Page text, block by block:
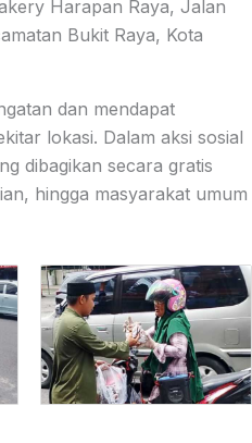
Harapan Raya, Jalan
Bukit Raya, Kota
dan mendapat
lokasi. Dalam aksi sosial
dibagikan secara gratis
hingga masyarakat umum